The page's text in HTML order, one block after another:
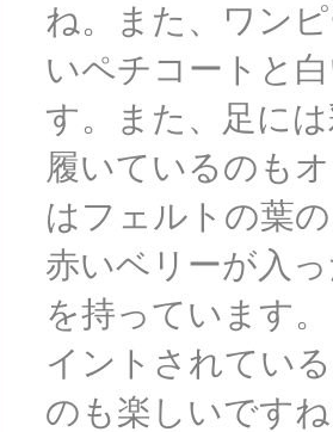
ね。また、ワン
いペチコートと
す。また、足に
履いているのも
はフェルトの葉
赤いベリーが入
を持っています
イントされてい
のも楽しいです